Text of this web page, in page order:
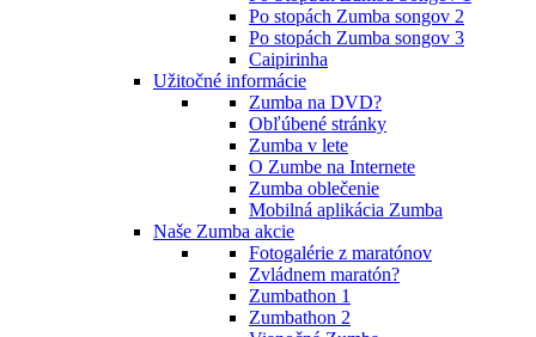
Po stopách Zumba songov 2
Po stopách Zumba songov 3
Caipirinha
Užitočné informácie
Zumba na DVD?
Obľúbené stránky
Zumba v lete
O Zumbe na Internete
Zumba oblečenie
Mobilná aplikácia Zumba
Naše Zumba akcie
Fotogalérie z maratónov
Zvládnem maratón?
Zumbathon 1
Zumbathon 2